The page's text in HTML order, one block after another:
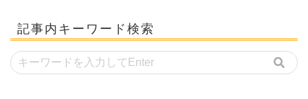
記事内キーワード検索